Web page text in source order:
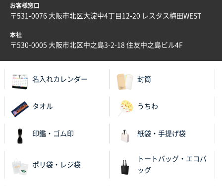
枚
2025年12月22日 03:31
枚
uni ジェットストリーム 07
100枚
お客様窓口
〒531-0076 大阪市北区大淀中4丁目12-20 レスタス梅田WEST
本社
〒530-0005 大阪市北区中之島3-2-18 住友中之島ビル4F
名入れカレンダー 封筒
タオル うちわ
印鑑・ゴム印 紙袋・手提げ袋
ポリ袋・レジ袋
トートバッグ・エコバ
ッグ